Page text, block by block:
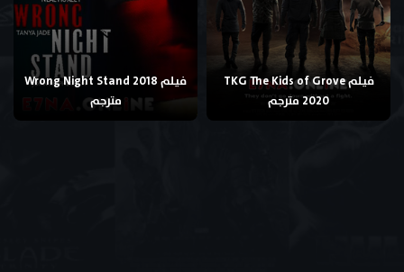
فيلم TKG The Kids of Grove
2020 مترجم
فيلم Wrong Night Stand 2018
مترجم